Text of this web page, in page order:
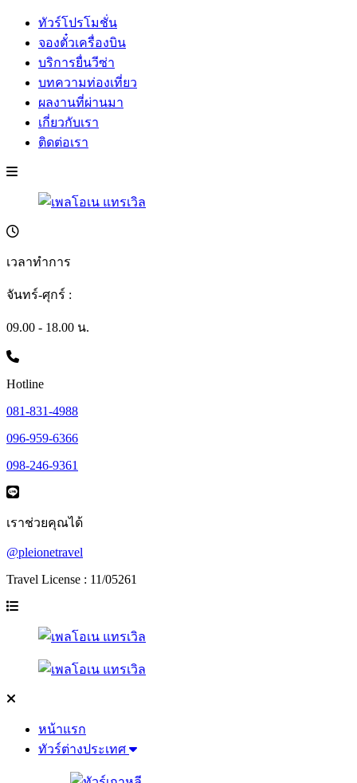
ทัวร์โปรโมชั่น
จองตั๋วเครื่องบิน
บริการยื่นวีซ่า
บทความท่องเที่ยว
ผลงานที่ผ่านมา
เกี่ยวกับเรา
ติดต่อเรา
เวลาทำการ
จันทร์-ศุกร์ :
09.00 - 18.00 น.
Hotline
081-831-4988
096-959-6366
098-246-9361
เราช่วยคุณได้
@pleionetravel
Travel License : 11/05261
หน้าแรก
ทัวร์ต่างประเทศ